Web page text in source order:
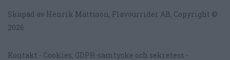
Skapad av Henrik Mattsson, Flavourrider AB, Copyright ©
2026
Kontakt Cookies, GDPR-samtycke och sekretess